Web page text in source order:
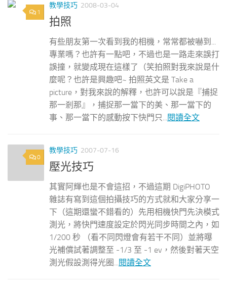
1
教學技巧 2008-03-04
拍照
有些朋友第一次看到我的相機，常常都被嚇到...
專業嗎？也許有一點吧，不過也是一路走來誤打
誤撞，就變成現在這樣了（笑拍照對我來說是什
麼呢？也許是興趣吧~ 拍照英文是 Take a
picture，對我來說的解釋，也許可以說是『捕捉
那一剎那』，捕捉那一當下的美、那一當下的
事、那一當下的感動按下快門只...閱讀全文
0
教學技巧 2007-07-16
壓光技巧
其實阿輝也是不會這招，不過這期 DigiPHOTO
雜誌有寫到這個拍攝技巧的方式就和大家分享一
下（這期還蠻不錯看的）先用相機快門先決模式
測光，將快門速度設定於閃光同步時間之內，如
1/200 秒 （看不同閃燈會有若干不同）並將曝
光補償試著調整至 -1/3 至 -1 ev，然後對著天空
測光假設測得光圈...閱讀全文